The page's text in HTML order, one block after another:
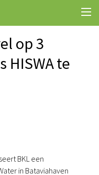
op 3
HISWA te
BKL een
in Bataviahaven